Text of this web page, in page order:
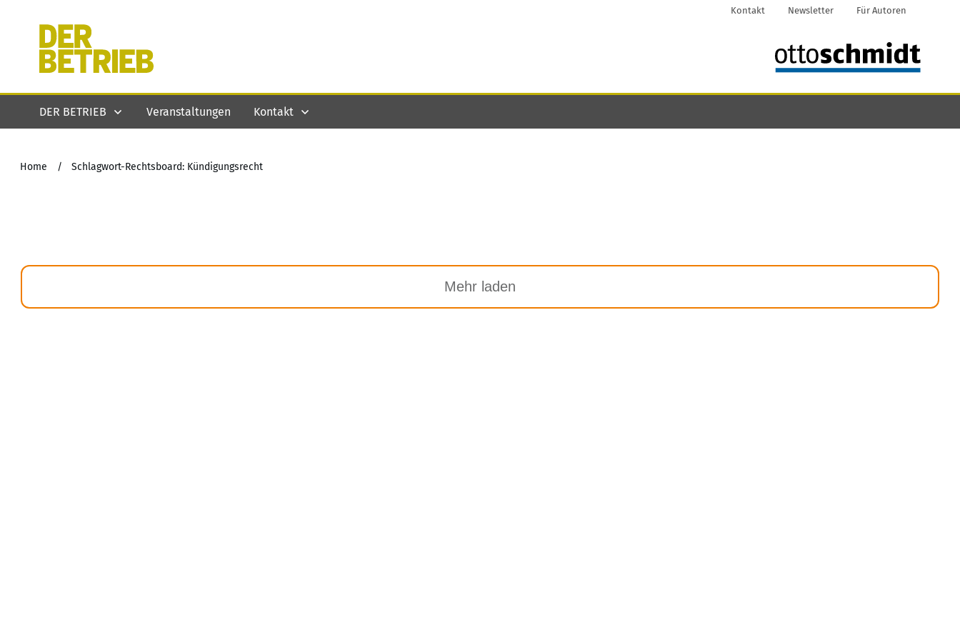
Kontakt Newsletter Für Autoren
DER BETRIEB Veranstaltungen Kontakt
Home / Schlagwort-Rechtsboard: Kündigungsrecht
Mehr laden